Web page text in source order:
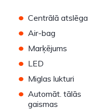
• Centrālā atslēga
• Air-bag
• Marķējums
• LED
• Miglas lukturi
• Automāt. tālās
gaismas